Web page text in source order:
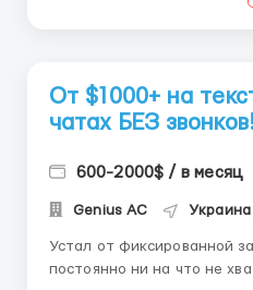
От $1000+ на
чатах БЕЗ
600-2000$ / в месяц
Genius AС Украина
Устал от фиксированной
постоянно ни на что не